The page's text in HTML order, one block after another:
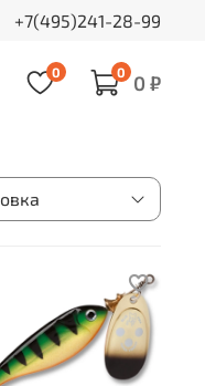
+7(495)241-28-99
0 0 0 ₽